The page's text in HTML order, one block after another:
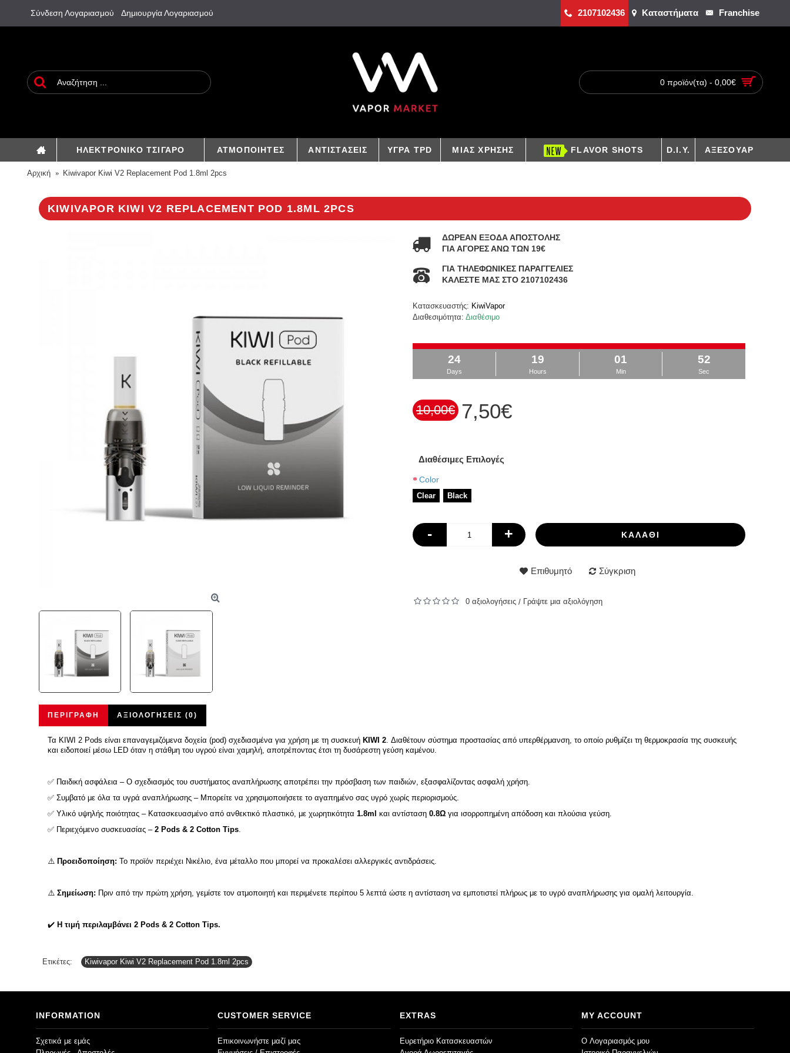
Σύνδεση Λογαριασμού Δημιουργία Λογαριασμού 2107102436 Καταστήματα Franchise
0 προϊόν(τα) - 0,00€
ΗΛΕΚΤΡΟΝΙΚΟ ΤΣΙΓΑΡΟ ΑΤΜΟΠΟΙΗΤΕΣ ΑΝΤΙΣΤΑΣΕΙΣ ΥΓΡΑ TPD ΜΙΑΣ ΧΡΗΣΗΣ FLAVOR SHOTS D.I.Y. ΑΞΕΣΟΥΑΡ
Αρχική Kiwivapor Kiwi V2 Replacement Pod 1.8ml 2pcs
KIWIVAPOR KIWI V2 REPLACEMENT POD 1.8ML 2PCS
ΔΩΡΕΑΝ ΕΞΟΔΑ ΑΠΟΣΤΟΛΗΣ
ΓΙΑ ΑΓΟΡΕΣ ΑΝΩ ΤΩΝ 19€
ΓΙΑ ΤΗΛΕΦΩΝΙΚΕΣ ΠΑΡΑΓΓΕΛΙΕΣ
ΚΑΛΕΣΤΕ ΜΑΣ ΣΤΟ 2107102436
Κατασκευαστής: KiwiVapor
Διαθεσιμότητα: Διαθέσιμο
24
Days
19
Hours
01
Min
51
Sec
10,00€ 7,50€
Διαθέσιμες Επιλογές
Color
Clear Black
- + ΚΑΛΆΘΙ
Επιθυμητό Σύγκριση
0 αξιολογήσεις / Γράψτε μια αξιολόγηση
ΠΕΡΙΓΡΑΦΉ ΑΞΙΟΛΟΓΉΣΕΙΣ (0)
Τα KIWI 2 Pods είναι επαναγεμιζόμενα δοχεία (pod) σχεδιασμένα για χρήση με τη συσκευή KIWI 2. Διαθέτουν σύστημα προστασίας από υπερθέρμανση, το οποίο ρυθμίζει τη θερμοκρασία της συσκευής
και ειδοποιεί μέσω LED όταν η στάθμη του υγρού είναι χαμηλή, αποτρέποντας έτσι τη δυσάρεστη γεύση καμένου.
✅ Παιδική ασφάλεια – Ο σχεδιασμός του συστήματος αναπλήρωσης αποτρέπει την πρόσβαση των παιδιών, εξασφαλίζοντας ασφαλή χρήση.
✅ Συμβατό με όλα τα υγρά αναπλήρωσης – Μπορείτε να χρησιμοποιήσετε το αγαπημένο σας υγρό χωρίς περιορισμούς.
✅ Υλικό υψηλής ποιότητας – Κατασκευασμένο από ανθεκτικό πλαστικό, με χωρητικότητα 1.8ml και αντίσταση 0.8Ω για ισορροπημένη απόδοση και πλούσια γεύση.
✅ Περιεχόμενο συσκευασίας – 2 Pods & 2 Cotton Tips.
⚠️ Προειδοποίηση: Το προϊόν περιέχει Νικέλιο, ένα μέταλλο που μπορεί να προκαλέσει αλλεργικές αντιδράσεις.
⚠️ Σημείωση: Πριν από την πρώτη χρήση, γεμίστε τον ατμοποιητή και περιμένετε περίπου 5 λεπτά ώστε η αντίσταση να εμποτιστεί πλήρως με το υγρό αναπλήρωσης για ομαλή λειτουργία.
✔️ Η τιμή περιλαμβάνει 2 Pods & 2 Cotton Tips.
Ετικέτες: Kiwivapor Kiwi V2 Replacement Pod 1.8ml 2pcs
INFORMATION
Σχετικά με εμάς
CUSTOMER SERVICE
Επικοινωνήστε μαζί μας
EXTRAS
Ευρετήριο Κατασκευαστών
MY ACCOUNT
O Λογαριασμός μου